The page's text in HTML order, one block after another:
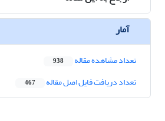
آمار
تعداد مشاهده مقاله 938
تعداد دریافت فایل اصل مقاله 467